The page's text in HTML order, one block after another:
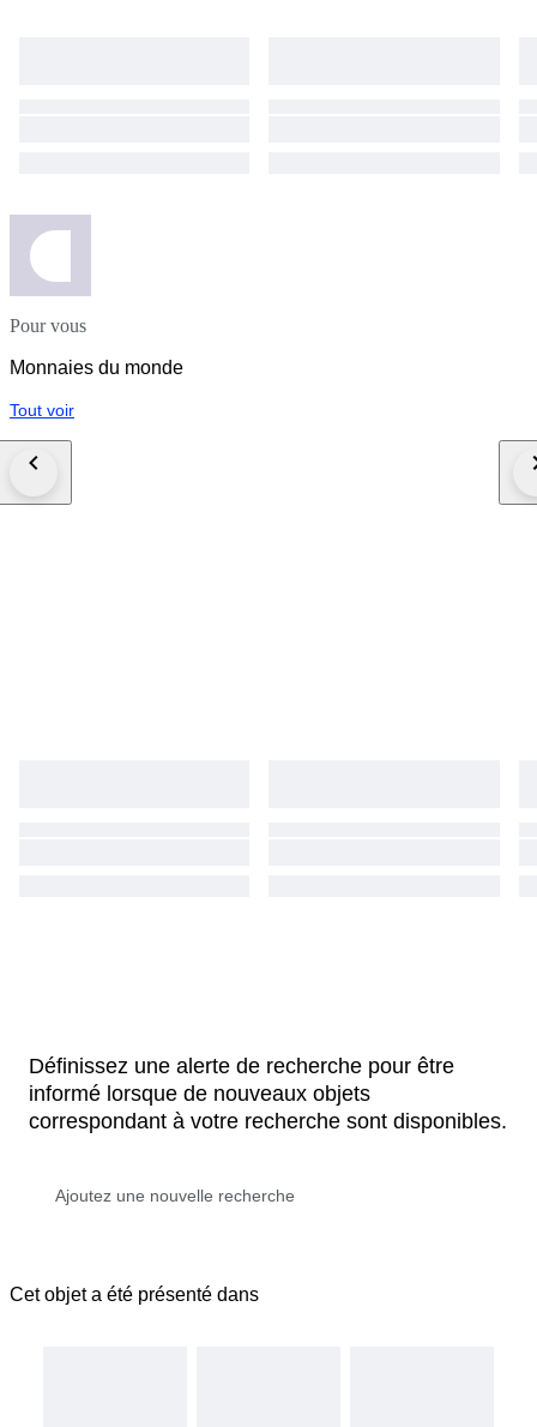
Pour vous
Monnaies du monde
Tout voir
Définissez une alerte de recherche pour être
informé lorsque de nouveaux objets
correspondant à votre recherche sont disponibles.
Cet objet a été présenté dans